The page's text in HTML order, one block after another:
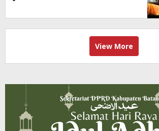
View More